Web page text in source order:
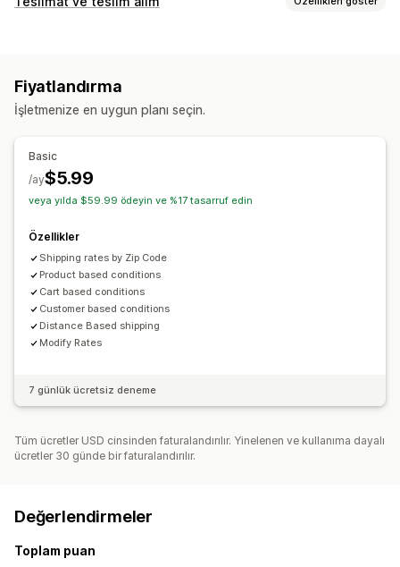
Özelleştirme
Ücretleri gizleme
Teslim alım seçenekleri
Fiyatlandırma
İşletmenize en uygun planı seçin.
Basic
$5.99
/ay
veya yılda $59.99 ödeyin ve %17 tasarruf edin
Özellikler
Shipping rates by Zip Code
Product based conditions
Cart based conditions
Customer based conditions
Distance Based shipping
Modify Rates
7 günlük ücretsiz deneme
Tüm ücretler USD cinsinden faturalandırılır. Yinelenen ve kullanıma dayalı
ücretler 30 günde bir faturalandırılır.
Değerlendirmeler
Toplam puan